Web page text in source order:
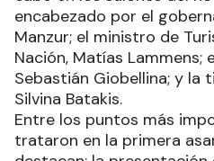
encabezado por el
Manzur; el ministro de
Nación, Matías Lammens;
Sebastián Giobellina; y la
Silvina Batakis.
Entre los puntos más
trataron en la primera